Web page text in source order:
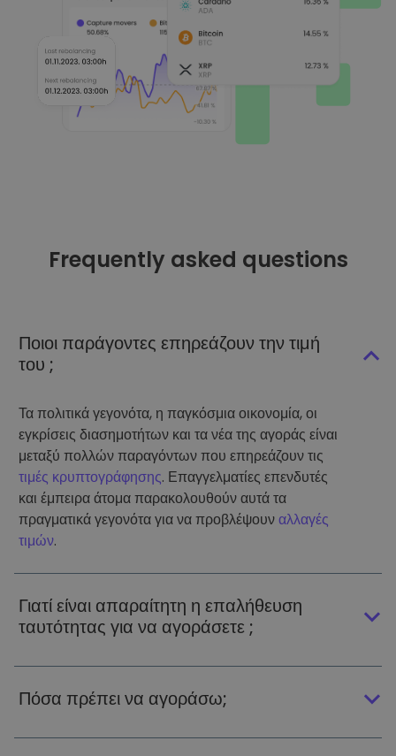
Frequently asked questions
Ποιοι παράγοντες επηρεάζουν την τιμή
του ;
Τα πολιτικά γεγονότα, η παγκόσμια οικονομία, οι
εγκρίσεις διασημοτήτων και τα νέα της αγοράς είναι
μεταξύ πολλών παραγόντων που επηρεάζουν τις
τιμές κρυπτογράφησης. Επαγγελματίες επενδυτές
και έμπειρα άτομα παρακολουθούν αυτά τα
πραγματικά γεγονότα για να προβλέψουναλλαγές
τιμών.
Γιατί είναι απαραίτητη η επαλήθευση
ταυτότητας για να αγοράσετε ;
Πόσα πρέπει να αγοράσω;